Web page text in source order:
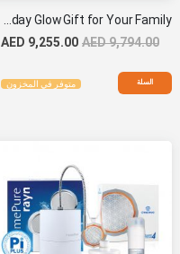
AED 9,794.00
AED 9,255.00
متوفر في المخزون السلة